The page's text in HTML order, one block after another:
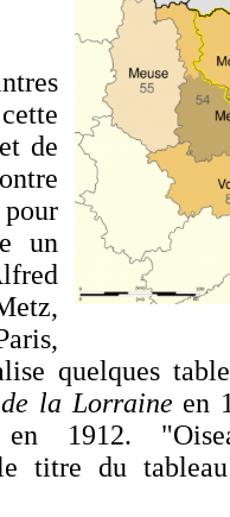
de
un
quelques
la Lorraine en
1912.
titre du